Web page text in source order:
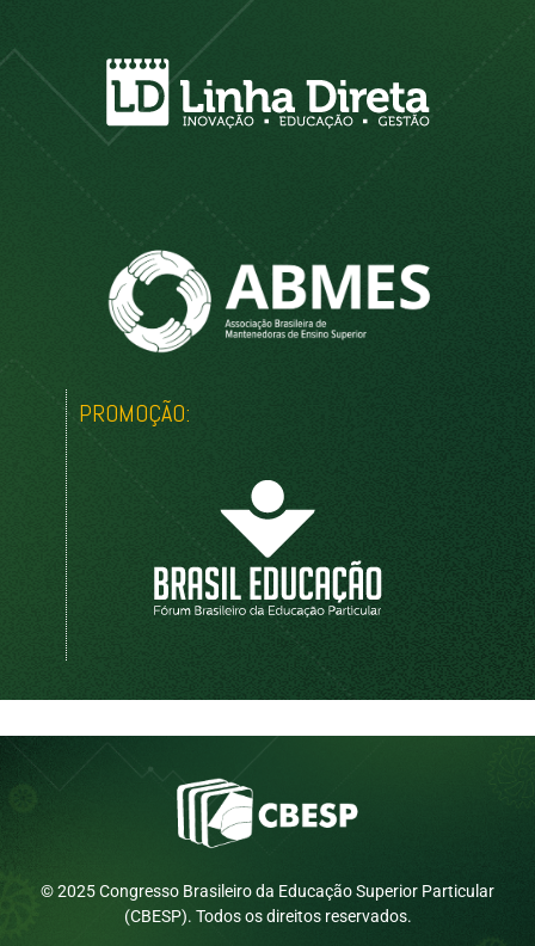
PROMOÇÃO:
© 2025 Congresso Brasileiro da Educação Superior Particular
(CBESP). Todos os direitos reservados.